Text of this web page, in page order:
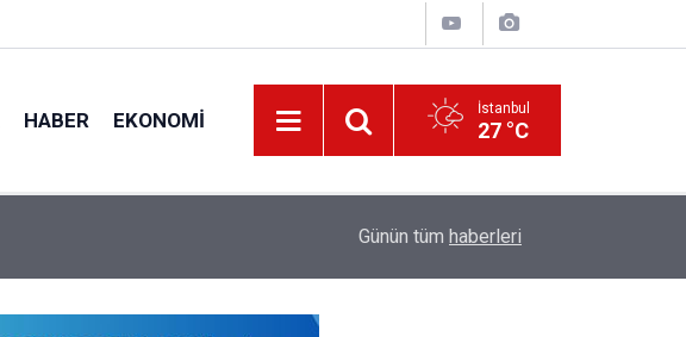
HABER EKONOMI İstanbul
27 °C
İl Emri Ataması Kaç Yıldır Yapılıyor, Bu Sene
Günün tüm haberleri